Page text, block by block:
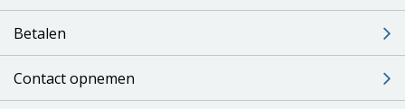
Betalen
Contact opnemen